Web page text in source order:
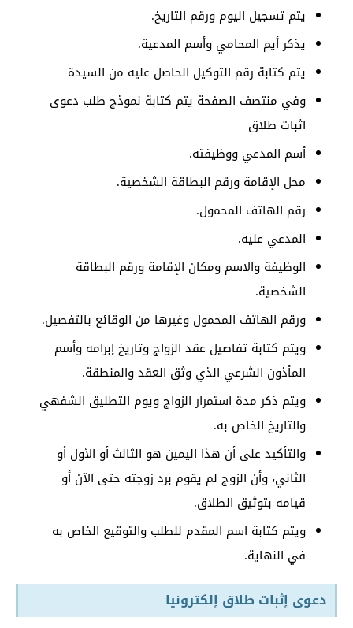
يتم تسجيل اليوم ورقم التاريخ.
يذكر أيم المحامي وأسم المدعية.
يتم كتابة رقم التوكيل الحاصل عليه من السيدة
وفي منتصف الصفحة يتم كتابة نموذج طلب دعوى
اثبات طلاق
أسم المدعي ووظيفته.
محل الإقامة ورقم البطاقة الشخصية.
رقم الهاتف المحمول.
المدعي عليه.
الوظيفة والاسم ومكان الإقامة ورقم البطاقة
الشخصية.
ورقم الهاتف المحمول وغيرها من الوقائع بالتفصيل.
ويتم كتابة تفاصيل عقد الزواج وتاريخ إبرامه وأسم
المأذون الشرعي الذي وثق العقد والمنطقة.
ويتم ذكر مدة استمرار الزواج ويوم التطليق الشفهي
والتاريخ الخاص به.
والتأكيد على أن هذا اليمين هو الثالث أو الأول أو
الثاني، وأن الزوج لم يقوم برد زوجته حتى الآن أو
قيامه بتوثيق الطلاق.
ويتم كتابة اسم المقدم للطلب والتوقيع الخاص به
في النهاية.
دعوى إثبات طلاق إلكترونيا